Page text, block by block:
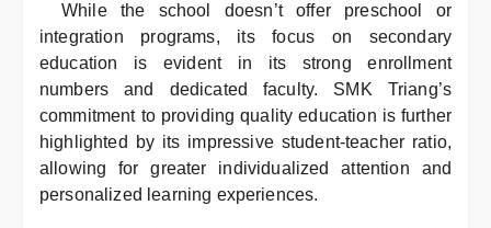
While the school doesn’t offer preschool or
integration programs, its focus on secondary
education is evident in its strong enrollment
numbers and dedicated faculty. SMK Triang’s
commitment to providing quality education is further
highlighted by its impressive student-teacher ratio,
allowing for greater individualized attention and
personalized learning experiences.